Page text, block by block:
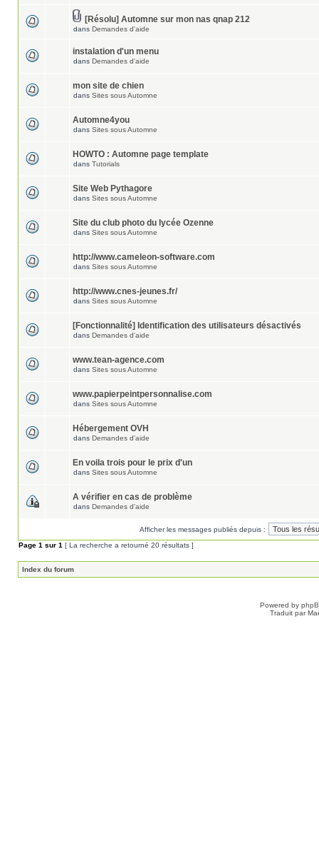
[Résolu] Automne sur mon nas qnap 212
dans Demandes d'aide
instalation d'un menu
dans Demandes d'aide
mon site de chien
dans Sites sous Automne
Automne4you
dans Sites sous Automne
HOWTO : Automne page template
dans Tutorials
Site Web Pythagore
dans Sites sous Automne
Site du club photo du lycée Ozenne
dans Sites sous Automne
http://www.cameleon-software.com
dans Sites sous Automne
http://www.cnes-jeunes.fr/
dans Sites sous Automne
[Fonctionnalité] Identification des utilisateurs désactivés
dans Demandes d'aide
www.tean-agence.com
dans Sites sous Automne
www.papierpeintpersonnalise.com
dans Sites sous Automne
Hébergement OVH
dans Demandes d'aide
En voila trois pour le prix d'un
dans Sites sous Automne
A vérifier en cas de problème
dans Demandes d'aide
Afficher les messages publiés depuis :
Page 1 sur 1 [ La recherche a retourné 20 résultats ]
Index du forum
Powered by
Traduit par